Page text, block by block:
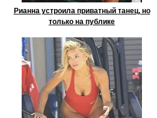
Рианна устроила приватный танец, но
только на публике